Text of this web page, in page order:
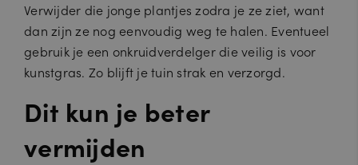
Verwijder die jonge plantjes zodra je ze ziet, want
dan zijn ze nog eenvoudig weg te halen. Eventueel
gebruik je een onkruidverdelger die veilig is voor
kunstgras. Zo blijft je tuin strak en verzorgd.
Dit kun je beter
vermijden